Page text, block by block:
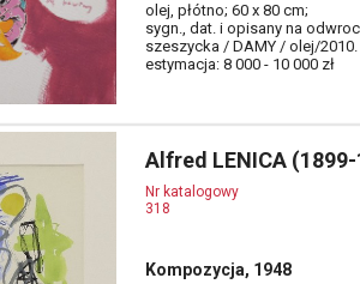
olej, płótno; 60 x 80 cm;
sygn., dat. i opisany na
szeszycka / DAMY / olej/2010.
estymacja: 8 000 - 10 000 zł
Alfred LENICA
Nr katalogowy
318
Kompozycja, 1948